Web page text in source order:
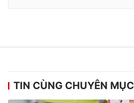
thông tin từ website này.
TIN CÙNG CHUYÊN MỤC